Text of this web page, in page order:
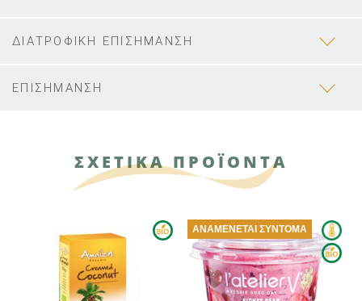
ΔΙΑΤΡΟΦΙΚΗ ΕΠΙΣΗΜΑΝΣΗ
ΕΠΙΣΗΜΑΝΣΗ
ΣΧΕΤΙΚΑ ΠΡΟΪΟΝΤΑ
ΑΝΑΜΈΝΕΤΑΙ ΣΎΝΤΟΜΑ